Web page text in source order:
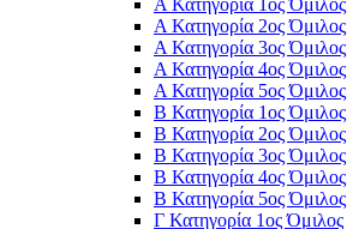
Α Κατηγορία 1ος Όμιλος
Α Κατηγορία 2ος Όμιλος
Α Κατηγορία 3ος Όμιλος
Α Κατηγορία 4ος Όμιλος
Α Κατηγορία 5ος Όμιλος
Β Κατηγορία 1ος Όμιλος
Β Κατηγορία 2ος Όμιλος
Β Κατηγορία 3ος Όμιλος
Β Κατηγορία 4ος Όμιλος
Β Κατηγορία 5ος Όμιλος
Γ Κατηγορία 1ος Όμιλος